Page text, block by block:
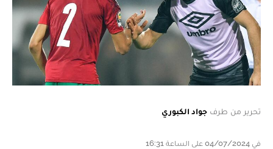
تحرير من طرف جواد الكبوري
في 04/07/2024 على الساعة 16:31